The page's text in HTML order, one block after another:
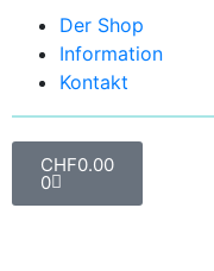
Der Shop
Information
Kontakt
CHF0.00
0